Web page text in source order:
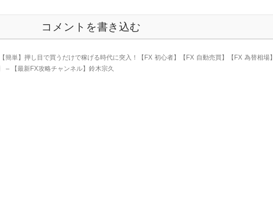
コメントを書き込む
【簡単】押し目で買うだけで稼げる時代に突入！【FX 初心者】【FX 自動売買】【FX 為替相場】
– 【最新FX攻略チャンネル】鈴木宗久